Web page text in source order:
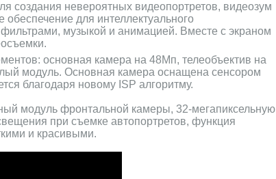
создания невероятных видеопортретов, видеозум
для интеллектуального
музыкой и анимацией. Вместе с экраном
основная камера на 48Mп, телеобъектив на
модуль. Основная камера оснащена сенсором
благодаря новому ISP алгоритму.
модуль фронтальной камеры, 32-мегапиксельную
при съемке автопортретов, функция
и красивыми.